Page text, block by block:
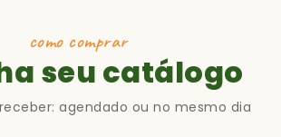
como comprar
seu catálogo
agendado ou no mesmo dia